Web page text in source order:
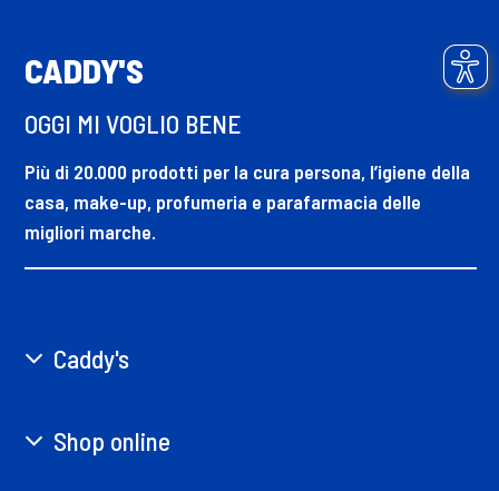
CADDY'S
OGGI MI VOGLIO BENE
Più di 20.000 prodotti per la cura persona, l’igiene della
casa, make-up, profumeria e parafarmacia delle
migliori marche.
Caddy's
Shop online